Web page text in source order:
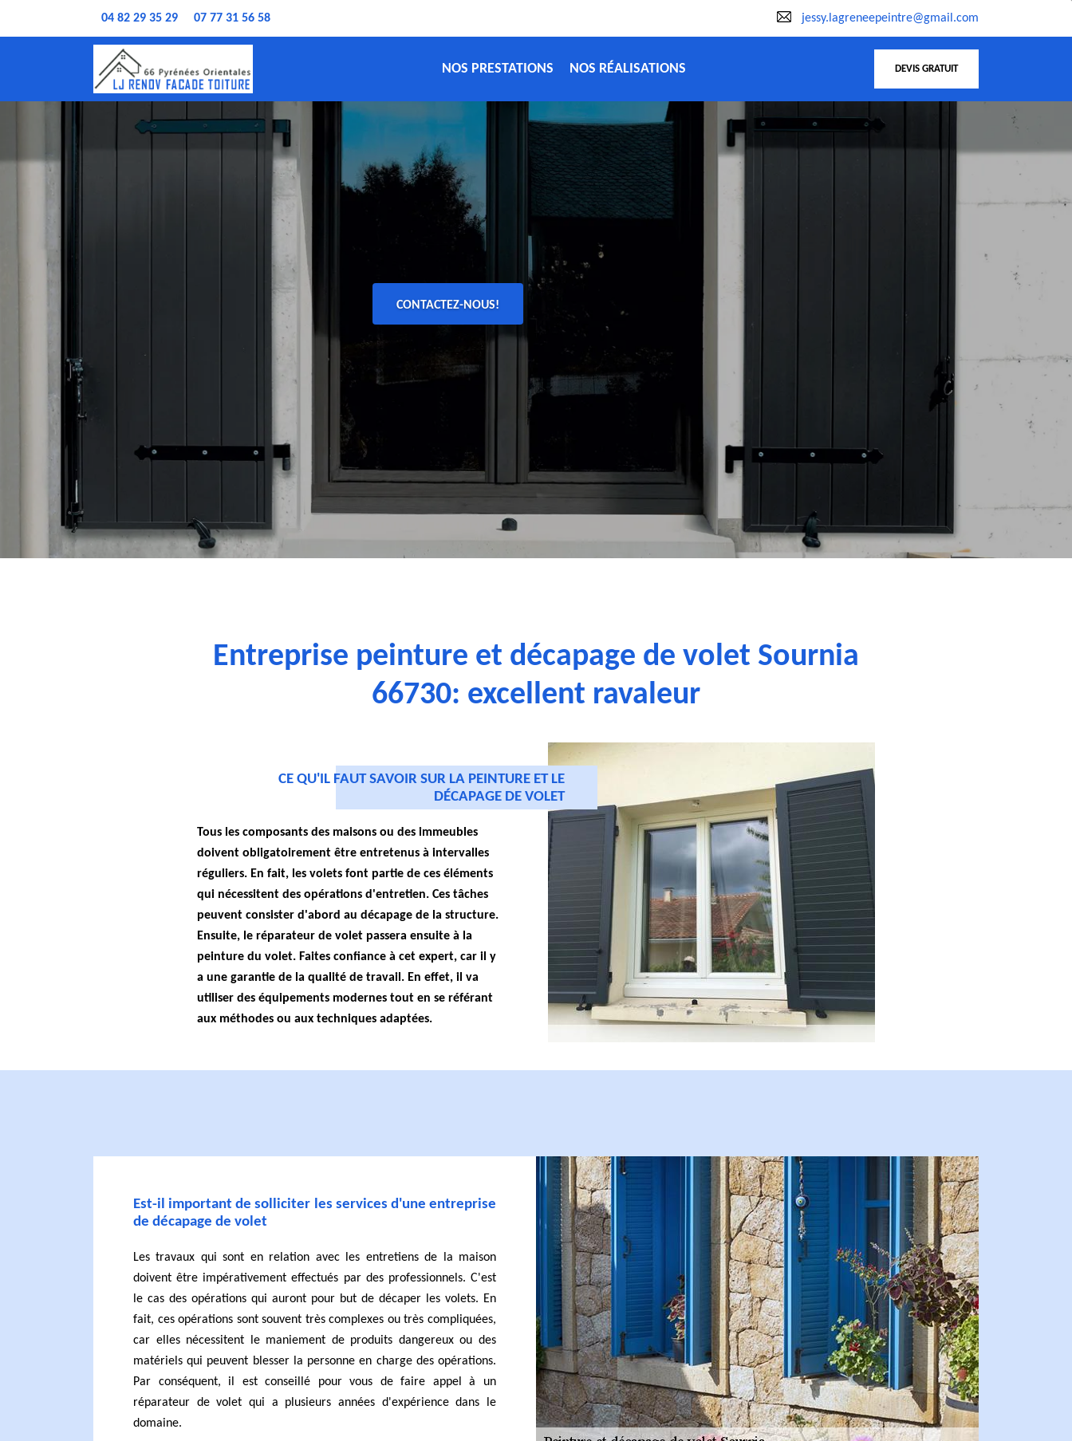
04 82 29 35 29 07 77 31 56 58 jessy.lagreneepeintre@gmail.com
NOS PRESTATIONS NOS RÉALISATIONS DEVIS GRATUIT
CONTACTEZ-NOUS!
Entreprise peinture et décapage de volet Sournia
66730: excellent ravaleur
CE QU'IL FAUT SAVOIR SUR LA PEINTURE ET LE
DÉCAPAGE DE VOLET
Tous les composants des maisons ou des immeubles
doivent obligatoirement être entretenus à intervalles
réguliers. En fait, les volets font partie de ces éléments
qui nécessitent des opérations d'entretien. Ces tâches
peuvent consister d'abord au décapage de la structure.
Ensuite, le réparateur de volet passera ensuite à la
peinture du volet. Faites confiance à cet expert, car il y
a une garantie de la qualité de travail. En effet, il va
utiliser des équipements modernes tout en se référant
aux méthodes ou aux techniques adaptées.
Est-il important de solliciter les services d'une entreprise
de décapage de volet
Les travaux qui sont en relation avec les entretiens de la maison
doivent être impérativement effectués par des professionnels. C'est
le cas des opérations qui auront pour but de décaper les volets. En
fait, ces opérations sont souvent très complexes ou très compliquées,
car elles nécessitent le maniement de produits dangereux ou des
matériels qui peuvent blesser la personne en charge des opérations.
Par conséquent, il est conseillé pour vous de faire appel à un
réparateur de volet qui a plusieurs années d'expérience dans le
domaine.